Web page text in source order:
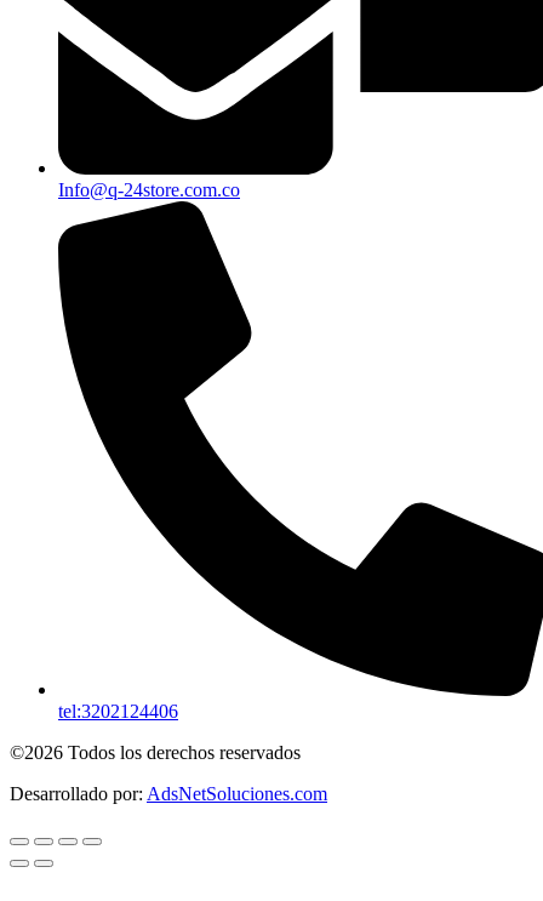
Info@q-24store.com.co
tel:3202124406
©2026 Todos los derechos reservados
Desarrollado por: AdsNetSoluciones.com